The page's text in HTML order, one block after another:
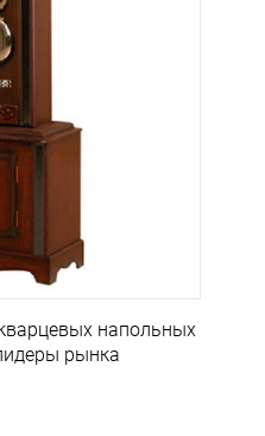
напольных
рынка